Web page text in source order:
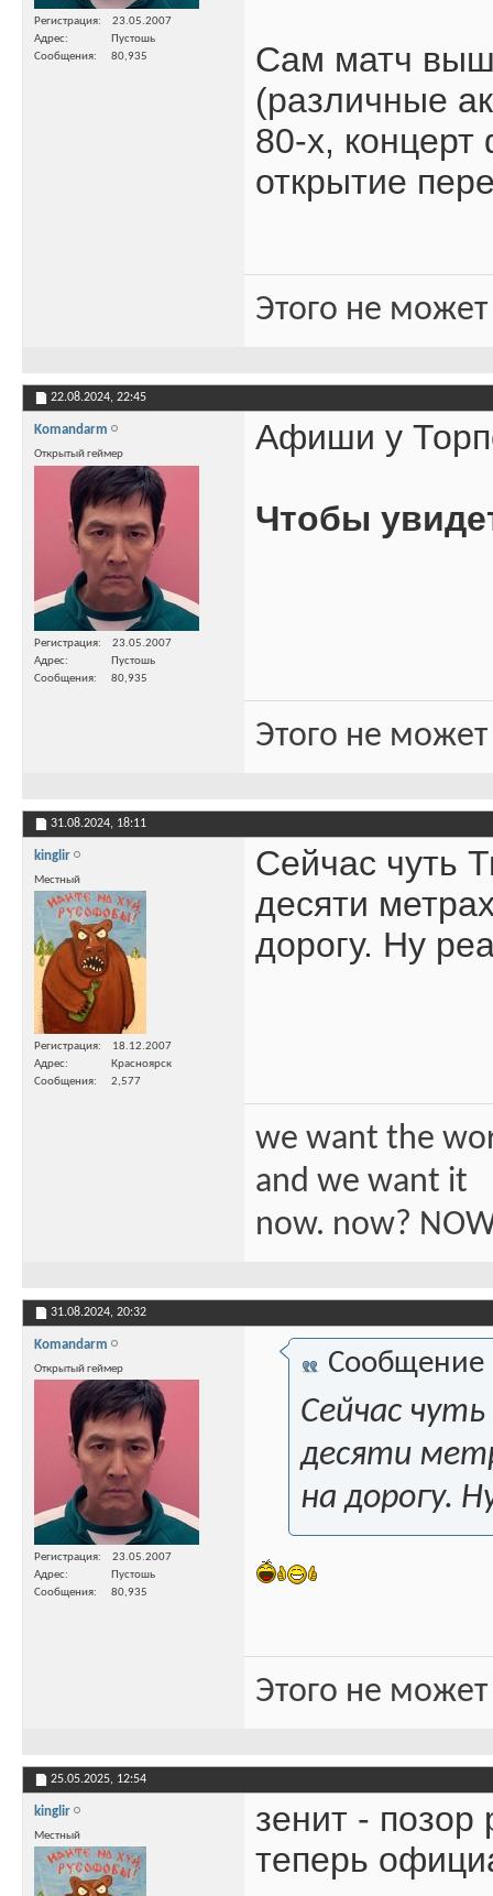
Регистрация
23.05.2007
Адрес
Пустошь
Сообщения
80,935
Сам матч
(различные
80-х,
открытие
Этого не
22.08.2024, 22:45
Komandarm
Открытый геймер
Регистрация
23.05.2007
Адрес
Пустошь
Сообщения
80,935
Афиши у
Чтобы
Этого не
31.08.2024, 18:11
kinglir
Местный
Регистрация
18.12.2007
Адрес
Красноярск
Сообщения
2,577
Сейчас чуть
десяти
дорогу. Ну
we want the
and we want it
now. now?
31.08.2024, 20:32
Komandarm
Открытый геймер
Регистрация
23.05.2007
Адрес
Пустошь
Сообщения
80,935
Сообщение
Сейчас
десяти
на дорогу.
Этого не
25.05.2025, 12:54
kinglir
Местный
зенит - позор
теперь